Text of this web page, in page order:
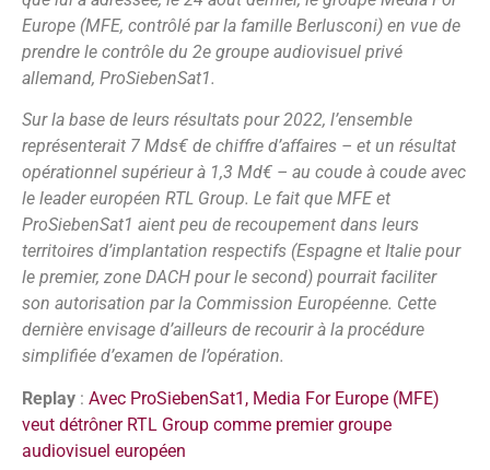
Europe (MFE, contrôlé par la famille Berlusconi) en vue de
prendre le contrôle du 2e groupe audiovisuel privé
allemand, ProSiebenSat1.
Sur la base de leurs résultats pour 2022, l’ensemble
représenterait 7 Mds€ de chiffre d’affaires – et un résultat
opérationnel supérieur à 1,3 Md€ – au coude à coude avec
le leader européen RTL Group. Le fait que MFE et
ProSiebenSat1 aient peu de recoupement dans leurs
territoires d’implantation respectifs (Espagne et Italie pour
le premier, zone DACH pour le second) pourrait faciliter
son autorisation par la Commission Européenne. Cette
dernière envisage d’ailleurs de recourir à la procédure
simplifiée d’examen de l’opération.
Replay : Avec ProSiebenSat1, Media For Europe (MFE)
veut détrôner RTL Group comme premier groupe
audiovisuel européen